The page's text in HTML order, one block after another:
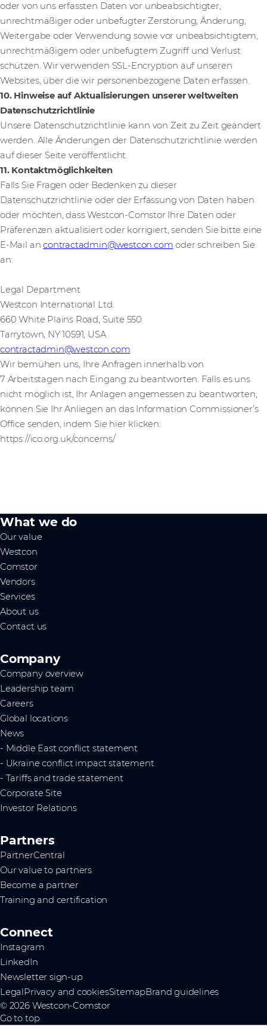
oder von uns erfassten Daten vor unbeabsichtigter,
unrechtmäßiger oder unbefugter Zerstörung, Änderung,
Weitergabe oder Verwendung sowie vor unbeabsichtigtem,
unrechtmäßigem oder unbefugtem Zugriff und Verlust
schützen. Wir verwenden SSL-Encryption auf unseren
Websites, über die wir personenbezogene Daten erfassen.
10. Hinweise auf Aktualisierungen unserer weltweiten
Datenschutzrichtlinie
Unsere Datenschutzrichtlinie kann von Zeit zu Zeit geändert
werden. Alle Änderungen der Datenschutzrichtlinie werden
auf dieser Seite veröffentlicht.
11. Kontaktmöglichkeiten
Falls Sie Fragen oder Bedenken zu dieser
Datenschutzrichtlinie oder der Erfassung von Daten haben
oder möchten, dass Westcon-Comstor Ihre Daten oder
Präferenzen aktualisiert oder korrigiert, senden Sie bitte eine
E-Mail ancontractadmin@westcon.com oder schreiben Sie
an:
Legal Department
Westcon International Ltd.
660 White Plains Road, Suite 550
Tarrytown, NY 10591, USA
contractadmin@westcon.com
Wir bemühen uns, Ihre Anfragen innerhalb von
7 Arbeitstagen nach Eingang zu beantworten. Falls es uns
nicht möglich ist, Ihr Anlagen angemessen zu beantworten,
können Sie Ihr Anliegen an das Information Commissioner’s
Office senden, indem Sie hier klicken:
https://ico.org.uk/concerns/
What we do
Our value
Westcon
Comstor
Vendors
Services
About us
Contact us
Company
Company overview
Leadership team
Careers
Global locations
News
- Middle East conflict statement
- Ukraine conflict impact statement
- Tariffs and trade statement
Corporate Site
Investor Relations
Partners
PartnerCentral
Our value to partners
Become a partner
Training and certification
Connect
Instagram
LinkedIn
Newsletter sign-up
Legal Privacy and cookiesSitemapBrand guidelines
© 2026 Westcon-Comstor
Go to top